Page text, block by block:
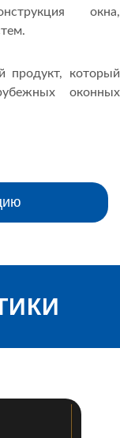
окна,
который
оконных